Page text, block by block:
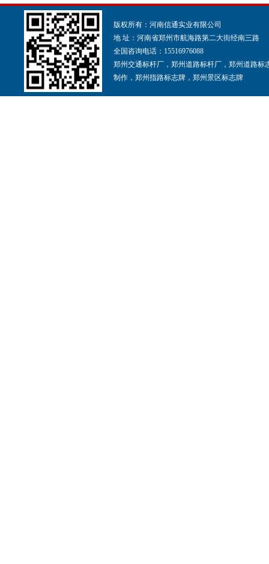
版权所有：河南信通实业有限公司
地 址：河南省郑州市航海路第二大街经南三路
全国咨询电话：15516976088
郑州交通标杆厂，郑州道路标杆厂，郑州道路
制作，郑州指路标志牌，郑州景区标志牌